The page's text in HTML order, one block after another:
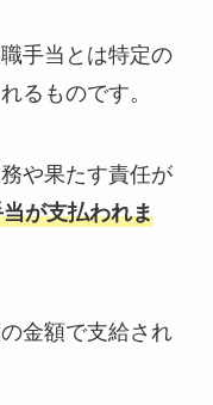
手当とは特定の
るものです。
や果たす責任が
が支払われま
金額で支給され